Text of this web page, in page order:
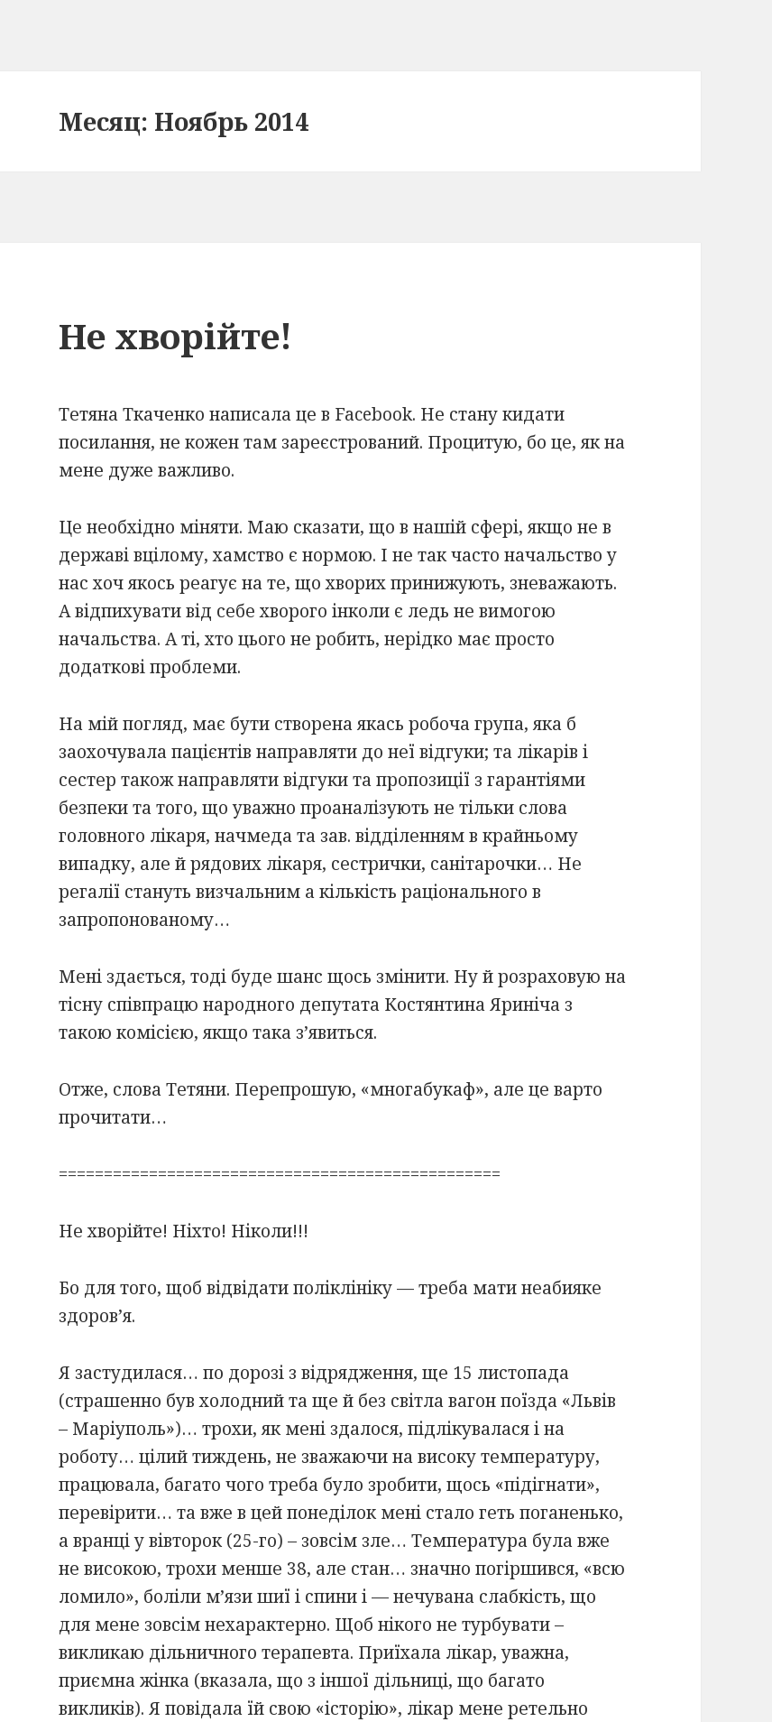
Месяц: Ноябрь 2014
Не хворійте!
Тетяна Ткаченко написала це в Facebook. Не стану кидати
посилання, не кожен там зареєстрований. Процитую, бо це, як на
мене дуже важливо.
Це необхідно міняти. Маю сказати, що в нашій сфері, якщо не в
державі вцілому, хамство є нормою. І не так часто начальство у
нас хоч якось реагує на те, що хворих принижують, зневажають.
А відпихувати від себе хворого інколи є ледь не вимогою
начальства. А ті, хто цього не робить, нерідко має просто
додаткові проблеми.
На мій погляд, має бути створена якась робоча група, яка б
заохочувала пацієнтів направляти до неї відгуки; та лікарів і
сестер також направляти відгуки та пропозиції з гарантіями
безпеки та того, що уважно проаналізують не тільки слова
головного лікаря, начмеда та зав. відділенням в крайньому
випадку, але й рядових лікаря, сестрички, санітарочки… Не
регалії стануть визчальним а кількість раціонального в
запропонованому…
Мені здається, тоді буде шанс щось змінити. Ну й розраховую на
тісну співпрацю народного депутата Костянтина Яриніча з
такою комісією, якщо така з’явиться.
Отже, слова Тетяни. Перепрошую, «многабукаф», але це варто
прочитати…
=================================================
Не хворійте! Ніхто! Ніколи!!!
Бо для того, щоб відвідати поліклініку — треба мати неабияке
здоров’я.
Я застудилася… по дорозі з відрядження, ще 15 листопада
(страшенно був холодний та ще й без світла вагон поїзда «Львів
– Маріуполь»)… трохи, як мені здалося, підлікувалася і на
роботу… цілий тиждень, не зважаючи на високу температуру,
працювала, багато чого треба було зробити, щось «підігнати»,
перевірити… та вже в цей понеділок мені стало геть поганенько,
а вранці у вівторок (25-го) – зовсім зле… Температура була вже
не високою, трохи менше 38, але стан… значно погіршився, «всю
ломило», боліли м’язи шиї і спини і — нечувана слабкість, що
для мене зовсім нехарактерно. Щоб нікого не турбувати –
викликаю дільничного терапевта. Приїхала лікар, уважна,
приємна жінка (вказала, що з іншої дільниці, що багато
викликів). Я повідала їй свою «історію», лікар мене ретельно